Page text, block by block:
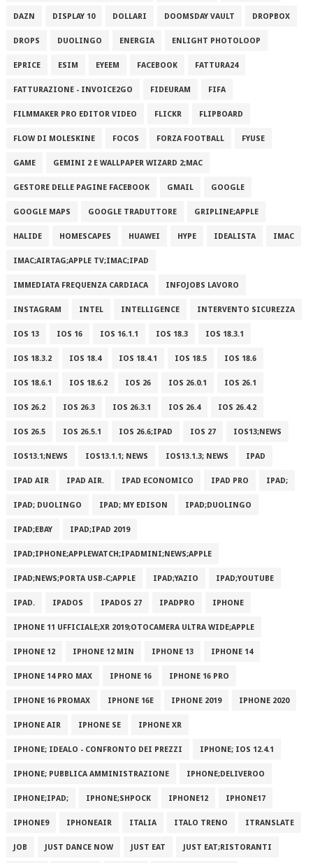
DAZN DISPLAY 10 DOLLARI DOOMSDAY VAULT DROPBOX
DROPS DUOLINGO ENERGIA ENLIGHT PHOTOLOOP
EPRICE ESIM EYEEM FACEBOOK FATTURA24
FATTURAZIONE - INVOICE2GO FIDEURAM FIFA
FILMMAKER PRO EDITOR VIDEO FLICKR FLIPBOARD
FLOW DI MOLESKINE FOCOS FORZA FOOTBALL FYUSE
GAME GEMINI 2 E WALLPAPER WIZARD 2;MAC
GESTORE DELLE PAGINE FACEBOOK GMAIL GOOGLE
GOOGLE MAPS GOOGLE TRADUTTORE GRIPLINE;APPLE
HALIDE HOMESCAPES HUAWEI HYPE IDEALISTA IMAC
IMAC;AIRTAG;APPLE TV;IMAC;IPAD
IMMEDIATA FREQUENZA CARDIACA INFOJOBS LAVORO
INSTAGRAM INTEL INTELLIGENCE INTERVENTO SICUREZZA
IOS 13 IOS 16 IOS 16.1.1 IOS 18.3 IOS 18.3.1
IOS 18.3.2 IOS 18.4 IOS 18.4.1 IOS 18.5 IOS 18.6
IOS 18.6.1 IOS 18.6.2 IOS 26 IOS 26.0.1 IOS 26.1
IOS 26.2 IOS 26.3 IOS 26.3.1 IOS 26.4 IOS 26.4.2
IOS 26.5 IOS 26.5.1 IOS 26.6;IPAD IOS 27 IOS13;NEWS
IOS13.1;NEWS IOS13.1.1; NEWS IOS13.1.3; NEWS IPAD
IPAD AIR IPAD AIR. IPAD ECONOMICO IPAD PRO IPAD;
IPAD; DUOLINGO IPAD; MY EDISON IPAD;DUOLINGO
IPAD;EBAY IPAD;IPAD 2019
IPAD;IPHONE;APPLEWATCH;IPADMINI;NEWS;APPLE
IPAD;NEWS;PORTA USB-C;APPLE IPAD;YAZIO IPAD;YOUTUBE
IPAD. IPADOS IPADOS 27 IPADPRO IPHONE
IPHONE 11 UFFICIALE;XR 2019;OTOCAMERA ULTRA WIDE;APPLE
IPHONE 12 IPHONE 12 MIN IPHONE 13 IPHONE 14
IPHONE 14 PRO MAX IPHONE 16 IPHONE 16 PRO
IPHONE 16 PROMAX IPHONE 16E IPHONE 2019 IPHONE 2020
IPHONE AIR IPHONE SE IPHONE XR
IPHONE; IDEALO - CONFRONTO DEI PREZZI IPHONE; IOS 12.4.1
IPHONE; PUBBLICA AMMINISTRAZIONE IPHONE;DELIVEROO
IPHONE;IPAD; IPHONE;SHPOCK IPHONE12 IPHONE17
IPHONE9 IPHONEAIR ITALIA ITALO TRENO ITRANSLATE
JOB JUST DANCE NOW JUST EAT JUST EAT;RISTORANTI